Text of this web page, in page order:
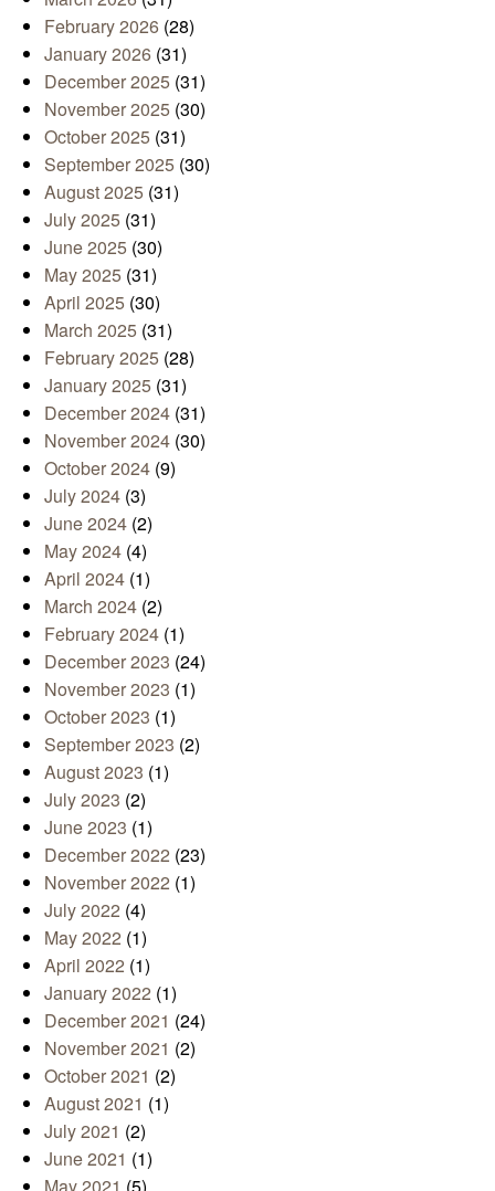
February 2026 (28)
January 2026 (31)
December 2025 (31)
November 2025 (30)
October 2025 (31)
September 2025 (30)
August 2025 (31)
July 2025 (31)
June 2025 (30)
May 2025 (31)
April 2025 (30)
March 2025 (31)
February 2025 (28)
January 2025 (31)
December 2024 (31)
November 2024 (30)
October 2024 (9)
July 2024 (3)
June 2024 (2)
May 2024 (4)
April 2024 (1)
March 2024 (2)
February 2024 (1)
December 2023 (24)
November 2023 (1)
October 2023 (1)
September 2023 (2)
August 2023 (1)
July 2023 (2)
June 2023 (1)
December 2022 (23)
November 2022 (1)
July 2022 (4)
May 2022 (1)
April 2022 (1)
January 2022 (1)
December 2021 (24)
November 2021 (2)
October 2021 (2)
August 2021 (1)
July 2021 (2)
June 2021 (1)
May 2021 (5)